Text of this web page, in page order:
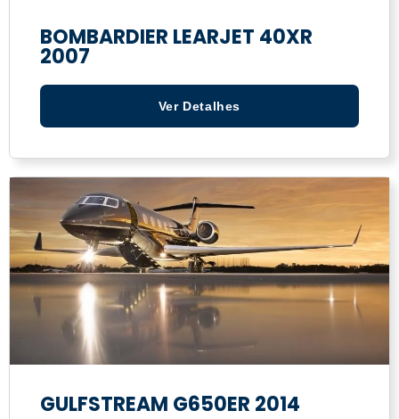
BOMBARDIER LEARJET 40XR
2007
Ver Detalhes
GULFSTREAM G650ER 2014